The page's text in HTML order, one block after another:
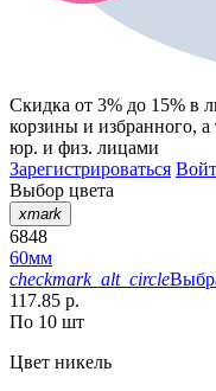
Скидка от 3% до 15% в
корзины и избранного, а
юр. и физ. лицами
Зарегистрироваться
Выбор цвета
xmark
6848
60мм
checkmark_alt_circle
117.85 р.
По 10 шт
Цвет никель